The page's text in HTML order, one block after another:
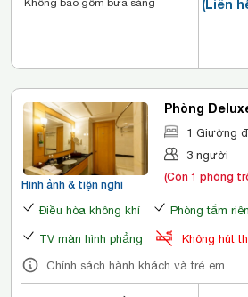
(Liên
Hình ảnh & tiện nghi
Phòng
Giường đôi
1 Giường
3 người
(Còn 1 phòng
Điều hòa không khí Phòng tắm
TV màn hình phẳng
Không hút
Chính sách hành khách và trẻ em